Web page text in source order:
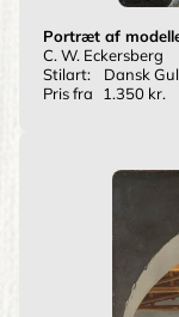
Portræt af
C. W. Eckersberg
Stilart:
Dansk
Pris fra
1.350 kr.